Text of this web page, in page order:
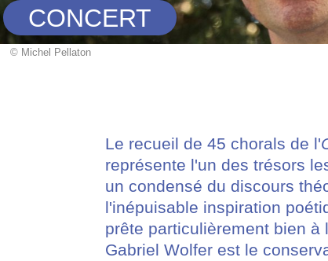
CONCERT
© Michel Pellaton
Le recueil de 45 chorals de l'
représente l'un des trésors
un condensé du discours
l'inépuisable inspiration
prête particulièrement bien
Gabriel Wolfer est le